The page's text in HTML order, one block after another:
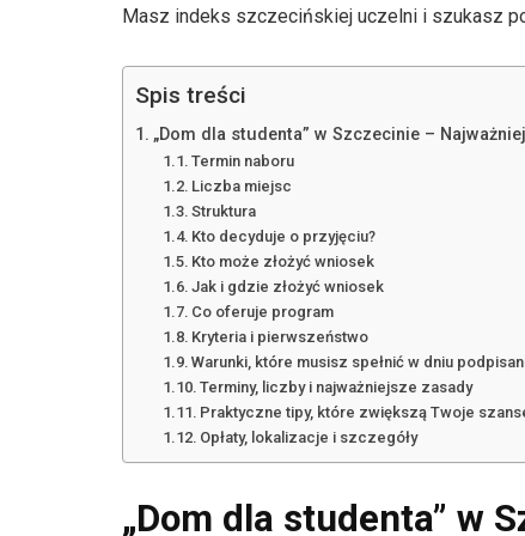
Masz indeks szczecińskiej uczelni i szukasz
Spis treści
„Dom dla studenta” w Szczecinie –
Termin naboru
Liczba miejsc
Struktura
Kto decyduje o przyjęciu?
Kto może złożyć wniosek
Jak i gdzie złożyć wniosek
Co oferuje program
Kryteria i pierwszeństwo
Warunki, które musisz spełnić w dniu
Terminy, liczby i najważniejsze zasady
Praktyczne tipy, które zwiększą Twoje
Opłaty, lokalizacje i szczegóły
„Dom dla studenta” w